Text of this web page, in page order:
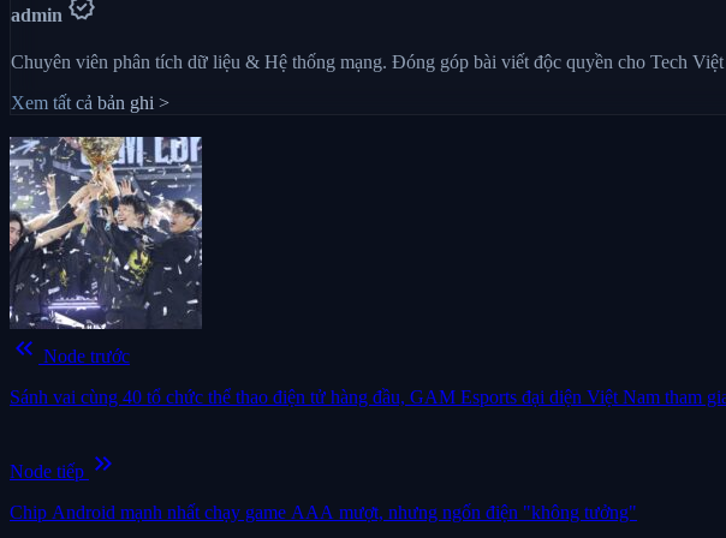
admin verified
Chuyên viên phân tích dữ liệu & Hệ thống mạng. Đóng góp bài viết độc quyền cho Tech
Xem tất cả bản ghi >
keyboard_double_arrow_left Node trước
Sánh vai cùng 40 tổ chức thể thao điện tử hàng đầu, GAM Esports đại diện Việt Nam tham
Node tiếp keyboard_double_arrow_right
Chip Android mạnh nhất chạy game AAA mượt, nhưng ngốn điện "không tưởng"